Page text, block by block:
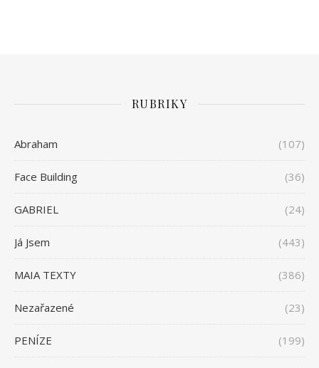
RUBRIKY
Abraham (107)
Face Building (36)
GABRIEL (24)
Já Jsem (443)
MAIA TEXTY (386)
Nezařazené (23)
PENÍZE (199)